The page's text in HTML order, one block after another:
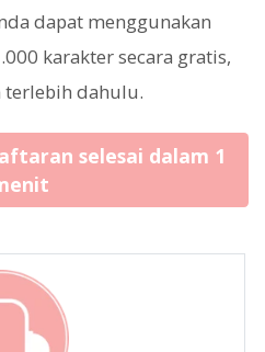
dapat menggunakan
karakter secara gratis,
terlebih dahulu.
selesai dalam 1